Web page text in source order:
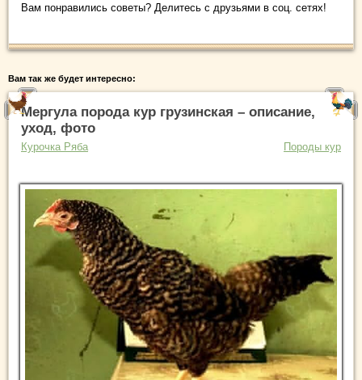
Вам понравились советы? Делитесь с друзьями в соц. сетях!
Вам так же будет интересно:
Мергула порода кур грузинская – описание,
уход, фото
Курочка Ряба Породы кур